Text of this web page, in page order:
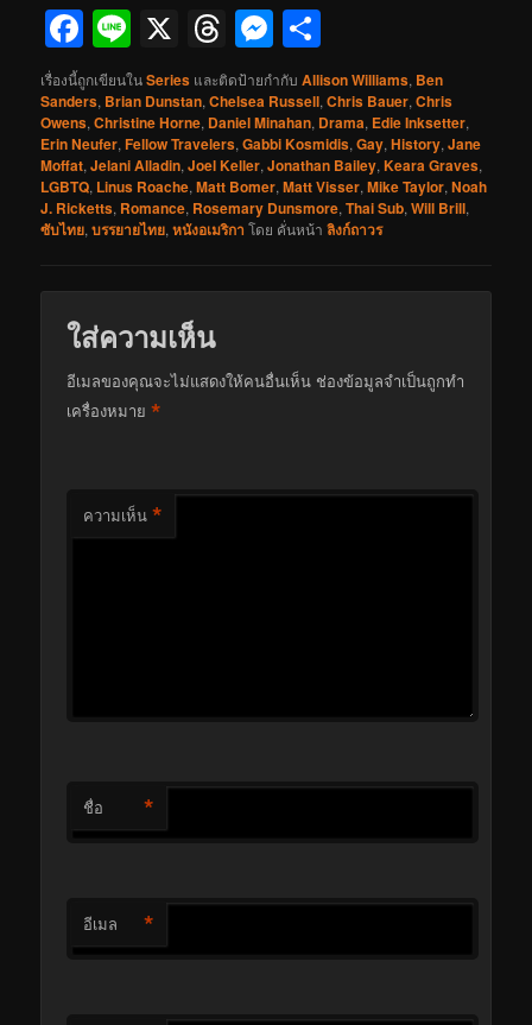
Facebook
Line
X Threads
Messenger
เรื่องนี้ถูกเขียนในSeries และติดป้ายกำกับAllison Williams, Ben
Sanders, Brian Dunstan,Chelsea Russell,Chris Bauer,Chris
Owens,Christine Horne, Daniel Minahan, Drama, Edie Inksetter,
Erin Neufer,Fellow Travelers,Gabbi Kosmidis,Gay,History,Jane
Moffat,Jelani Alladin,Joel Keller,Jonathan Bailey,Keara Graves,
LGBTQ, Linus Roache,Matt Bomer,Matt Visser,Mike Taylor,Noah
J. Ricketts, Romance, Rosemary Dunsmore,Thai Sub,Will Brill,
ซับไทย,บรรยายไทย,หนังอเมริกา โดย คั่นหน้าลิงก์ถาวร
ใส่ความเห็น
อีเมลของคุณจะไม่แสดงให้คนอื่นเห็น ช่องข้อมูลจำเป็นถูกทำ
เครื่องหมาย*
ความเห็น *
ชื่อ *
อีเมล *